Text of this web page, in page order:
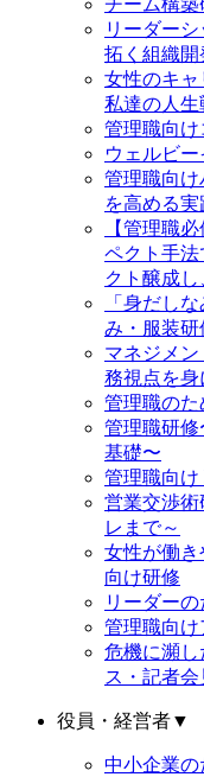
リーダー
拓く組織開
女性のキ
私達の人生
管理職向
ウェルビ
管理職向
を高める
【管理職
ペクト手
クト醸成
「身だし
み・服装研
マネジメ
務視点を
管理職の
管理職研
基礎〜
管理職向け
営業交渉
レまで～
女性が働
向け研修
リーダー
管理職向
危機に瀕
ス・記者会
役員・経営者▼
中小企業の